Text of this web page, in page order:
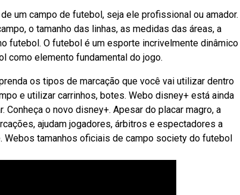
um campo de futebol, seja ele profissional ou amador.
o tamanho das linhas, as medidas das áreas, a
futebol. O futebol é um esporte incrivelmente dinâmico
como elemento fundamental do jogo.
os tipos de marcação que você vai utilizar dentro
e utilizar carrinhos, botes. Webo disney+ está ainda
o novo disney+. Apesar do placar magro, a
ajudam jogadores, árbitros e espectadores a
tamanhos oficiais de campo society do futebol